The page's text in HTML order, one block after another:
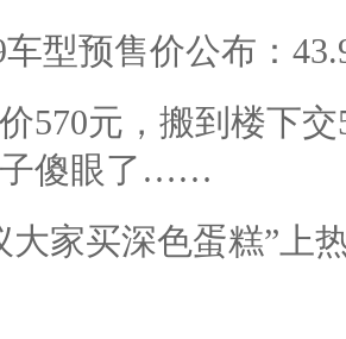
型预售价公布：
570元，搬到楼下
傻眼了……
大家买深色蛋糕”上